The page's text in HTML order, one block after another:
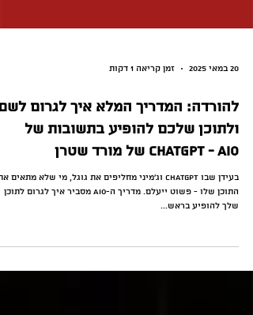
20 במאי 2025 זמן קריאה 1 דקות
להורדה: המדריך המלא איך לגרום
ולתוכן שלכם להופיע בתשובות של
ChatGPT - AIO של מורד שטרן
שלך להופיע בראש...